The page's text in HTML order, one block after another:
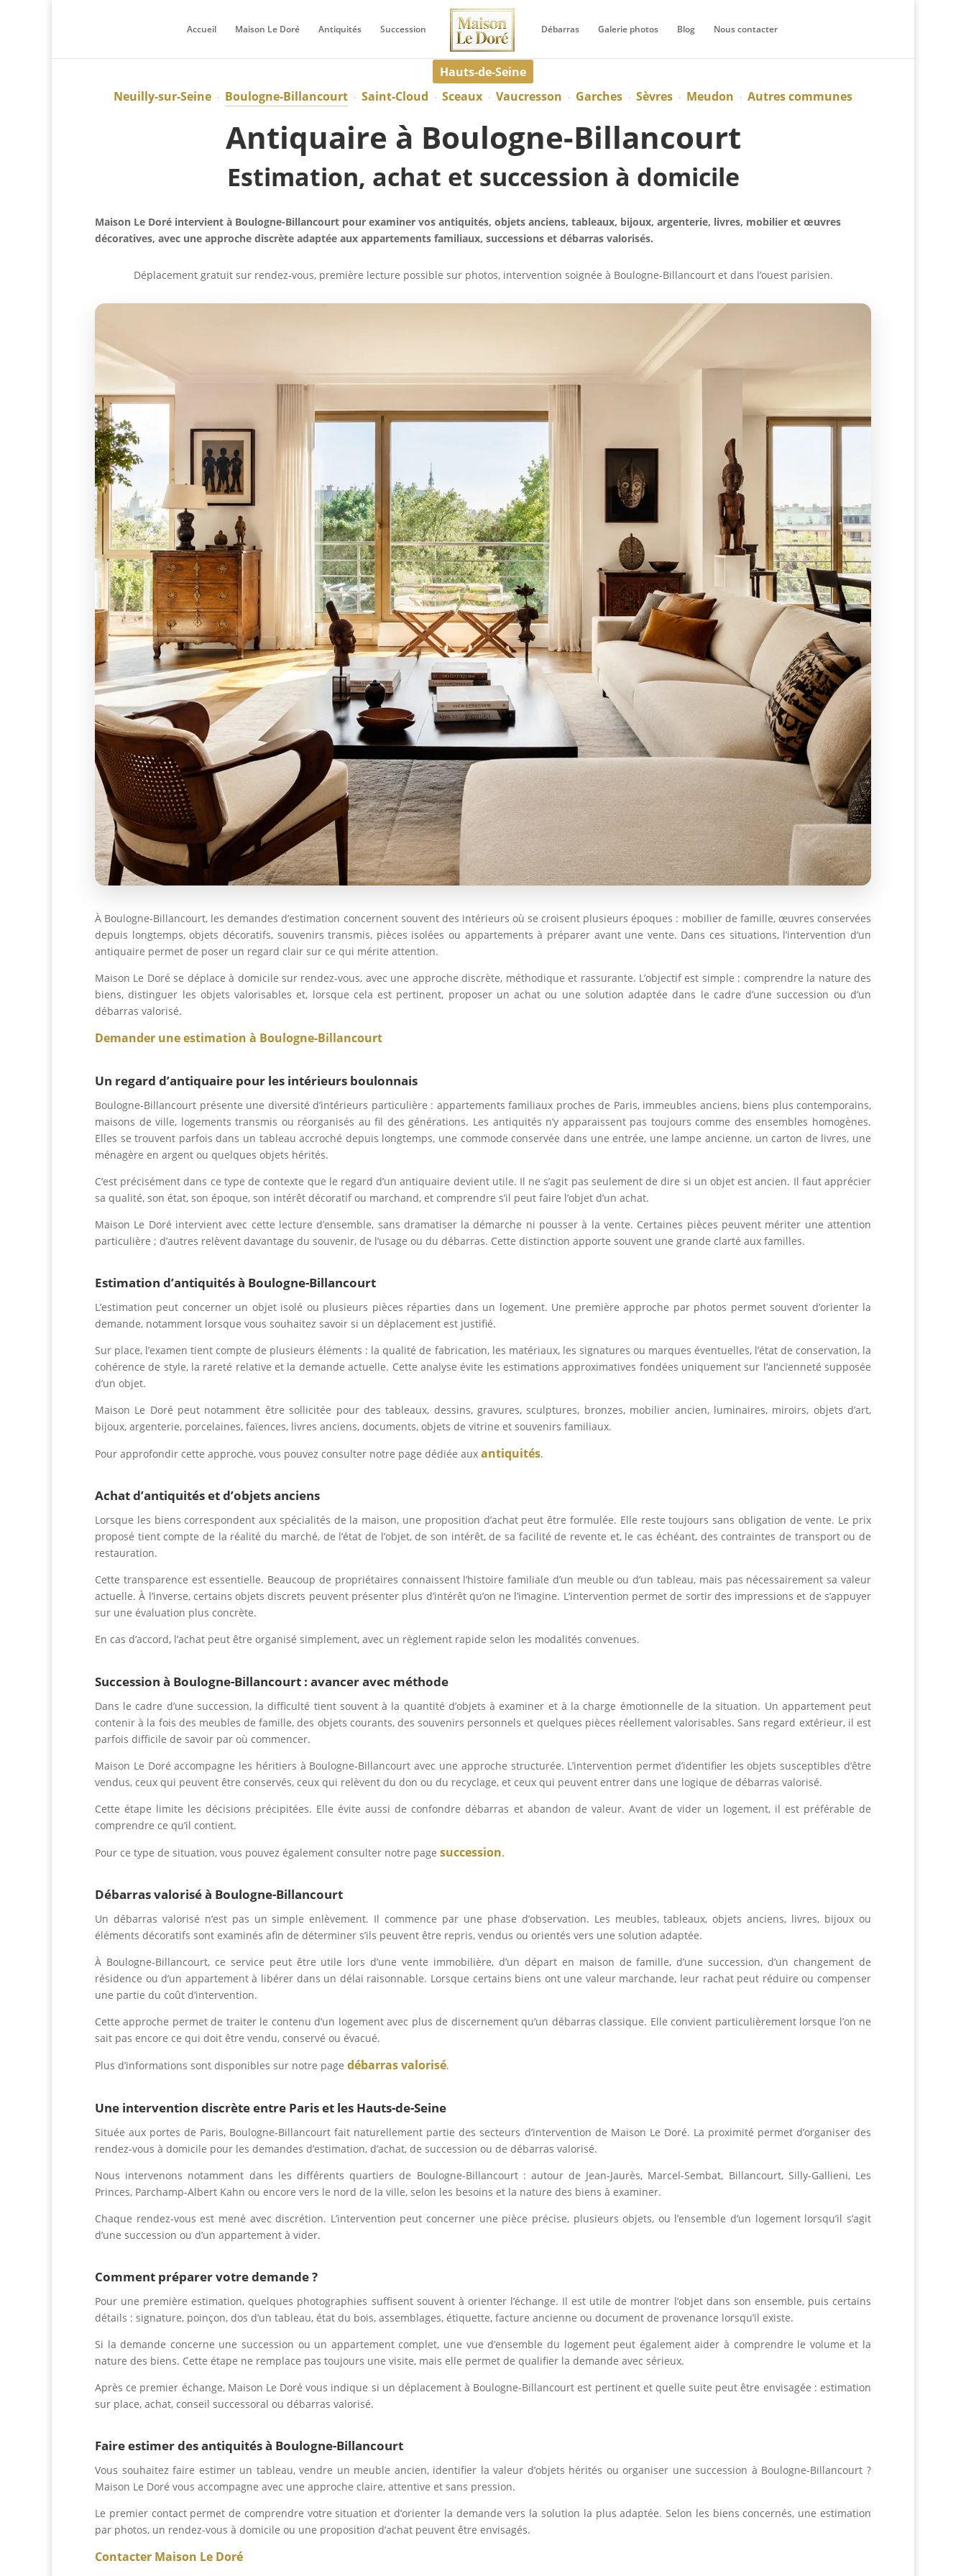
Accueil Maison Le Doré Antiquités Succession Débarras Galerie photos Blog Nous contacter
Hauts-de-Seine
Neuilly-sur-Seine · Boulogne-Billancourt · Saint-Cloud · Sceaux · Vaucresson · Garches · Sèvres · Meudon · Autres communes
Antiquaire à Boulogne-Billancourt
Estimation, achat et succession à domicile
Maison Le Doré intervient à Boulogne-Billancourt pour examiner vos antiquités, objets anciens, tableaux, bijoux, argenterie, livres, mobilier et œuvres
décoratives, avec une approche discrète adaptée aux appartements familiaux, successions et débarras valorisés.
Déplacement gratuit sur rendez-vous, première lecture possible sur photos, intervention soignée à Boulogne-Billancourt et dans l’ouest parisien.
À Boulogne-Billancourt, les demandes d’estimation concernent souvent des intérieurs où se croisent plusieurs époques : mobilier de famille, œuvres conservées
depuis longtemps, objets décoratifs, souvenirs transmis, pièces isolées ou appartements à préparer avant une vente. Dans ces situations, l’intervention d’un
antiquaire permet de poser un regard clair sur ce qui mérite attention.
Maison Le Doré se déplace à domicile sur rendez-vous, avec une approche discrète, méthodique et rassurante. L’objectif est simple : comprendre la nature des
biens, distinguer les objets valorisables et, lorsque cela est pertinent, proposer un achat ou une solution adaptée dans le cadre d’une succession ou d’un
débarras valorisé.
Demander une estimation à Boulogne-Billancourt
Un regard d’antiquaire pour les intérieurs boulonnais
Boulogne-Billancourt présente une diversité d’intérieurs particulière : appartements familiaux proches de Paris, immeubles anciens, biens plus contemporains,
maisons de ville, logements transmis ou réorganisés au fil des générations. Les antiquités n’y apparaissent pas toujours comme des ensembles homogènes.
Elles se trouvent parfois dans un tableau accroché depuis longtemps, une commode conservée dans une entrée, une lampe ancienne, un carton de livres, une
ménagère en argent ou quelques objets hérités.
C’est précisément dans ce type de contexte que le regard d’un antiquaire devient utile. Il ne s’agit pas seulement de dire si un objet est ancien. Il faut apprécier
sa qualité, son état, son époque, son intérêt décoratif ou marchand, et comprendre s’il peut faire l’objet d’un achat.
Maison Le Doré intervient avec cette lecture d’ensemble, sans dramatiser la démarche ni pousser à la vente. Certaines pièces peuvent mériter une attention
particulière ; d’autres relèvent davantage du souvenir, de l’usage ou du débarras. Cette distinction apporte souvent une grande clarté aux familles.
Estimation d’antiquités à Boulogne-Billancourt
L’estimation peut concerner un objet isolé ou plusieurs pièces réparties dans un logement. Une première approche par photos permet souvent d’orienter la
demande, notamment lorsque vous souhaitez savoir si un déplacement est justifié.
Sur place, l’examen tient compte de plusieurs éléments : la qualité de fabrication, les matériaux, les signatures ou marques éventuelles, l’état de conservation, la
cohérence de style, la rareté relative et la demande actuelle. Cette analyse évite les estimations approximatives fondées uniquement sur l’ancienneté supposée
d’un objet.
Maison Le Doré peut notamment être sollicitée pour des tableaux, dessins, gravures, sculptures, bronzes, mobilier ancien, luminaires, miroirs, objets d’art,
bijoux, argenterie, porcelaines, faïences, livres anciens, documents, objets de vitrine et souvenirs familiaux.
Pour approfondir cette approche, vous pouvez consulter notre page dédiée aux antiquités.
Achat d’antiquités et d’objets anciens
Lorsque les biens correspondent aux spécialités de la maison, une proposition d’achat peut être formulée. Elle reste toujours sans obligation de vente. Le prix
proposé tient compte de la réalité du marché, de l’état de l’objet, de son intérêt, de sa facilité de revente et, le cas échéant, des contraintes de transport ou de
restauration.
Cette transparence est essentielle. Beaucoup de propriétaires connaissent l’histoire familiale d’un meuble ou d’un tableau, mais pas nécessairement sa valeur
actuelle. À l’inverse, certains objets discrets peuvent présenter plus d’intérêt qu’on ne l’imagine. L’intervention permet de sortir des impressions et de s’appuyer
sur une évaluation plus concrète.
En cas d’accord, l’achat peut être organisé simplement, avec un règlement rapide selon les modalités convenues.
Succession à Boulogne-Billancourt : avancer avec méthode
Dans le cadre d’une succession, la difficulté tient souvent à la quantité d’objets à examiner et à la charge émotionnelle de la situation. Un appartement peut
contenir à la fois des meubles de famille, des objets courants, des souvenirs personnels et quelques pièces réellement valorisables. Sans regard extérieur, il est
parfois difficile de savoir par où commencer.
Maison Le Doré accompagne les héritiers à Boulogne-Billancourt avec une approche structurée. L’intervention permet d’identifier les objets susceptibles d’être
vendus, ceux qui peuvent être conservés, ceux qui relèvent du don ou du recyclage, et ceux qui peuvent entrer dans une logique de débarras valorisé.
Cette étape limite les décisions précipitées. Elle évite aussi de confondre débarras et abandon de valeur. Avant de vider un logement, il est préférable de
comprendre ce qu’il contient.
Pour ce type de situation, vous pouvez également consulter notre page succession.
Débarras valorisé à Boulogne-Billancourt
Un débarras valorisé n’est pas un simple enlèvement. Il commence par une phase d’observation. Les meubles, tableaux, objets anciens, livres, bijoux ou
éléments décoratifs sont examinés afin de déterminer s’ils peuvent être repris, vendus ou orientés vers une solution adaptée.
À Boulogne-Billancourt, ce service peut être utile lors d’une vente immobilière, d’un départ en maison de famille, d’une succession, d’un changement de
résidence ou d’un appartement à libérer dans un délai raisonnable. Lorsque certains biens ont une valeur marchande, leur rachat peut réduire ou compenser
une partie du coût d’intervention.
Cette approche permet de traiter le contenu d’un logement avec plus de discernement qu’un débarras classique. Elle convient particulièrement lorsque l’on ne
sait pas encore ce qui doit être vendu, conservé ou évacué.
Plus d’informations sont disponibles sur notre page débarras valorisé.
Une intervention discrète entre Paris et les Hauts-de-Seine
Située aux portes de Paris, Boulogne-Billancourt fait naturellement partie des secteurs d’intervention de Maison Le Doré. La proximité permet d’organiser des
rendez-vous à domicile pour les demandes d’estimation, d’achat, de succession ou de débarras valorisé.
Nous intervenons notamment dans les différents quartiers de Boulogne-Billancourt : autour de Jean-Jaurès, Marcel-Sembat, Billancourt, Silly-Gallieni, Les
Princes, Parchamp-Albert Kahn ou encore vers le nord de la ville, selon les besoins et la nature des biens à examiner.
Chaque rendez-vous est mené avec discrétion. L’intervention peut concerner une pièce précise, plusieurs objets, ou l’ensemble d’un logement lorsqu’il s’agit
d’une succession ou d’un appartement à vider.
Comment préparer votre demande ?
Pour une première estimation, quelques photographies suffisent souvent à orienter l’échange. Il est utile de montrer l’objet dans son ensemble, puis certains
détails : signature, poinçon, dos d’un tableau, état du bois, assemblages, étiquette, facture ancienne ou document de provenance lorsqu’il existe.
Si la demande concerne une succession ou un appartement complet, une vue d’ensemble du logement peut également aider à comprendre le volume et la
nature des biens. Cette étape ne remplace pas toujours une visite, mais elle permet de qualifier la demande avec sérieux.
Après ce premier échange, Maison Le Doré vous indique si un déplacement à Boulogne-Billancourt est pertinent et quelle suite peut être envisagée : estimation
sur place, achat, conseil successoral ou débarras valorisé.
Faire estimer des antiquités à Boulogne-Billancourt
Vous souhaitez faire estimer un tableau, vendre un meuble ancien, identifier la valeur d’objets hérités ou organiser une succession à Boulogne-Billancourt ?
Maison Le Doré vous accompagne avec une approche claire, attentive et sans pression.
Le premier contact permet de comprendre votre situation et d’orienter la demande vers la solution la plus adaptée. Selon les biens concernés, une estimation
par photos, un rendez-vous à domicile ou une proposition d’achat peuvent être envisagés.
Contacter Maison Le Doré